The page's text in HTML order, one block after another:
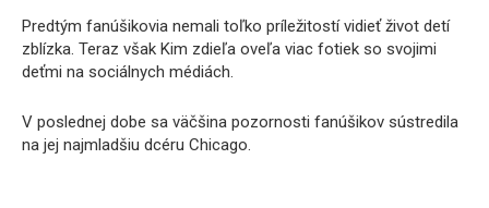
Predtým fanúšikovia nemali toľko príležitostí vidieť život detí
zblízka. Teraz však Kim zdieľa oveľa viac fotiek so svojimi
deťmi na sociálnych médiách.
V poslednej dobe sa väčšina pozornosti fanúšikov sústredila
na jej najmladšiu dcéru Chicago.